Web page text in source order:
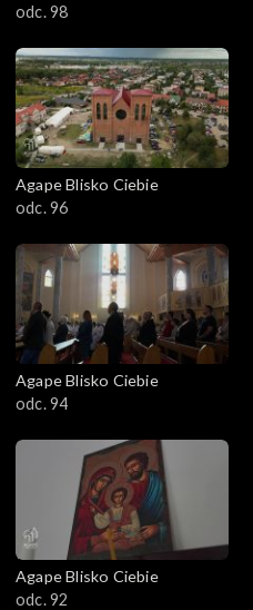
odc. 98
Agape Blisko Ciebie
odc. 96
Agape Blisko Ciebie
odc. 94
Agape Blisko Ciebie
odc. 92